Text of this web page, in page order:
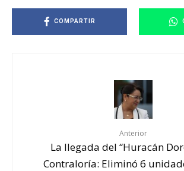
COMPARTIR
Anterior
La llegada del “Huracán
Contraloría: Eliminó 6